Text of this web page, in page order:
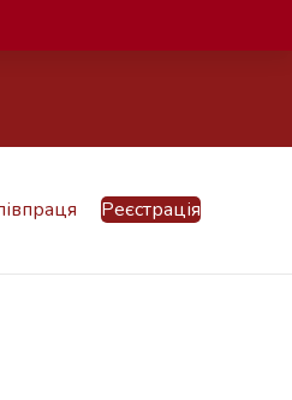
Реєстрація